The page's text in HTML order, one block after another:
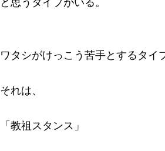
と思うタイプがいる。
ワタシがけっこう苦手とするタイ
それは、
「教祖スタンス」